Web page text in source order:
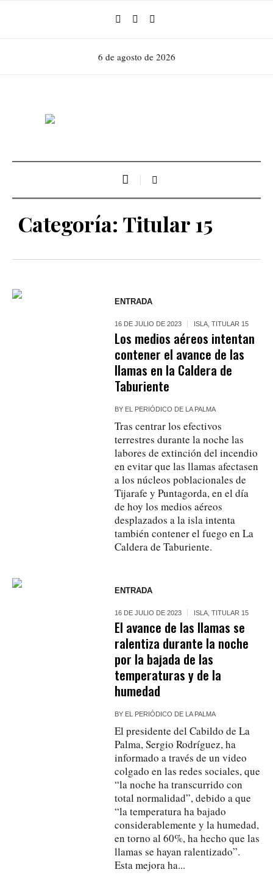
6 de agosto de 2026
Categoría: Titular 15
ENTRADA
16 DE JULIO DE 2023 ISLA ,TITULAR 15
Los medios aéreos intentan
contener el avance de las
llamas en la Caldera de
Taburiente
BY EL PERIÓDICO DE LA PALMA
Tras centrar los efectivos
terrestres durante la noche las
labores de extinción del incendio
en evitar que las llamas afectasen
a los núcleos poblacionales de
Tijarafe y Puntagorda, en el día
de hoy los medios aéreos
desplazados a la isla intenta
también contener el fuego en La
Caldera de Taburiente.
ENTRADA
16 DE JULIO DE 2023 ISLA ,TITULAR 15
El avance de las llamas se
ralentiza durante la noche
por la bajada de las
temperaturas y de la
humedad
BY EL PERIÓDICO DE LA PALMA
El presidente del Cabildo de La
Palma, Sergio Rodríguez, ha
informado a través de un video
colgado en las redes sociales, que
“la noche ha transcurrido con
total normalidad”, debido a que
“la temperatura ha bajado
considerablemente y la humedad,
en torno al 60%, ha hecho que las
llamas se hayan ralentizado”.
Esta mejora ha...